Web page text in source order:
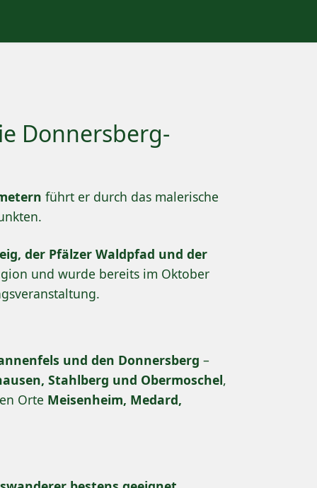
Donnersberg-
führt er durch das malerische
der Pfälzer Waldpfad und der
und wurde bereits im Oktober
und den Donnersberg –
Stahlberg und Obermoschel,
Orte Meisenheim, Medard,